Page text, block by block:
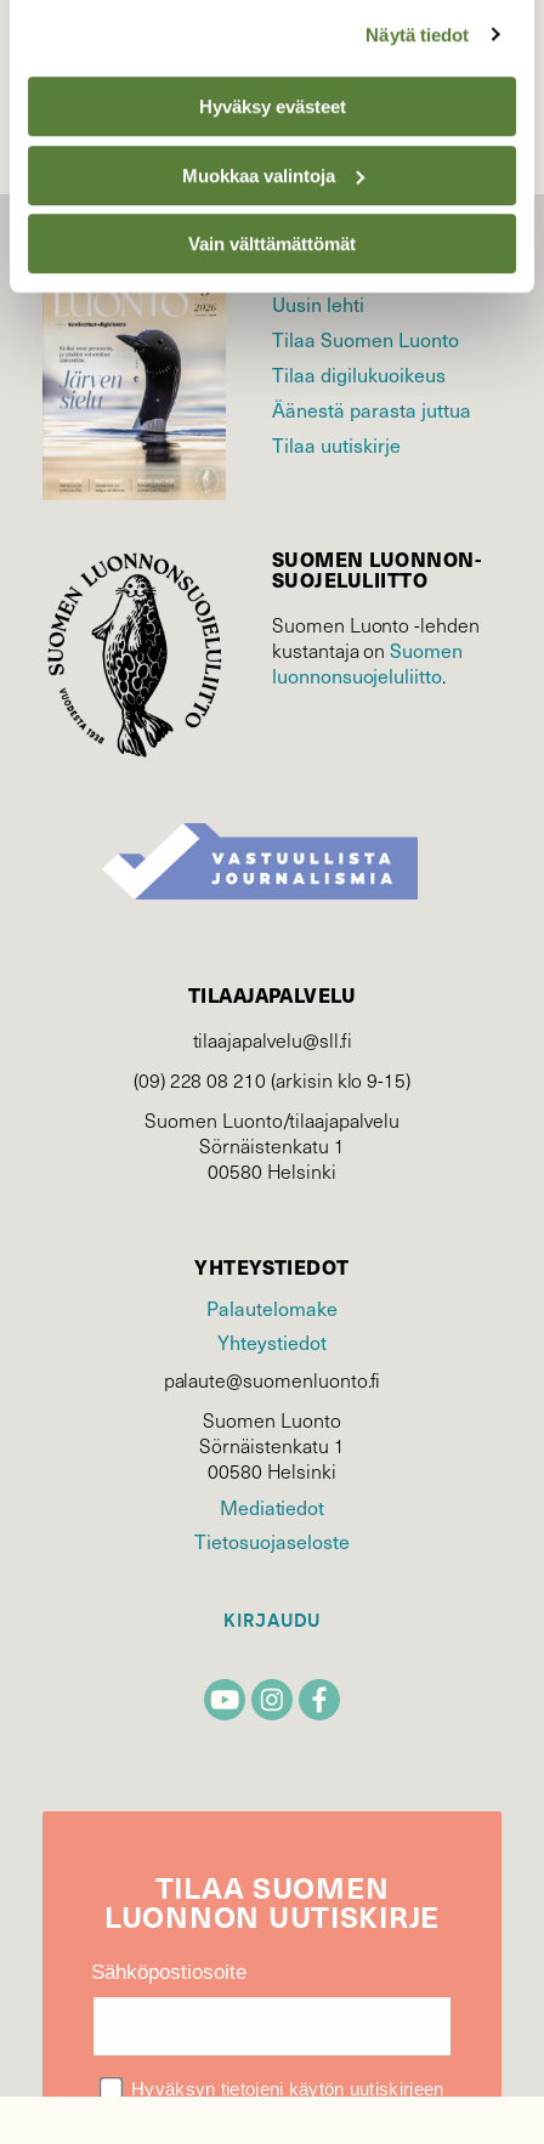
Näytä tiedot
Hyväksy evästeet
Muokkaa valintoja
Vain välttämättömät
TAKAISIN LISTAAN
LEHTI
Uusin lehti
Tilaa Suomen Luonto
Tilaa digilukuoikeus
Äänestä parasta juttua
Tilaa uutiskirje
SUOMEN LUONNON­
SUOJELU­LIITTO
Suomen Luonto -lehden
kustantaja onSuomen
luonnonsuojelu­liitto.
TILAAJAPALVELU
tilaajapalvelu@sll.fi
(09) 228 08 210 (arkisin klo 9-15)
Suomen Luonto/tilaajapalvelu
Sörnäistenkatu 1
00580 Helsinki
YHTEYSTIEDOT
Palautelomake
Yhteystiedot
palaute@suomenluonto.fi
Suomen Luonto
Sörnäistenkatu 1
00580 Helsinki
Mediatiedot
Tietosuojaseloste
KIRJAUDU
TILAA SUOMEN
LUONNON UUTIS­KIRJE
Sähköpostiosoite
Hyväksyn tietojeni käytön uutiskirjeen